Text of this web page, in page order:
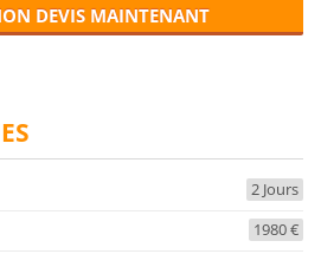
DEVIS MAINTENANT
2 Jours
1980 €